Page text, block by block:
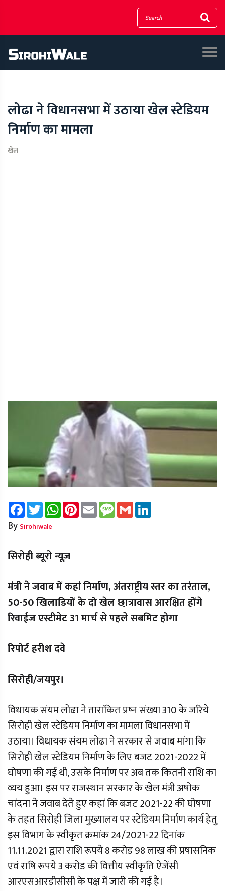
लोढा ने विधानसभा में उठाया खेल स्टेडियम
निर्माण का मामला
खेल
FacebookTwitterWhatsAppPinterest
Email Message
Gmail
By Sirohiwale
सिरोही ब्यूरो न्यूज़
मंत्री ने जवाब में कहां निर्माण, अंतराष्ट्रीय स्तर का तरंताल,
50-50 खिलाडियों के दो खेल छा़त्रावास आरक्षित होंगे
रिवाईज एस्टीमेट 31 मार्च से पहले सबमिट होगा
रिपोर्ट हरीश दवे
सिरोही/जयपुर।
विधायक संयम लोढा ने तारांकित प्रष्न संख्या 310 के जरिये
सिरोही खेल स्टेडियम निर्माण का मामला विधानसभा में
उठाया। विधायक संयम लोढा ने सरकार से जवाब मांगा कि
सिरोही खेल स्टेडियम निर्माण के लिए बजट 2021-2022 में
घोषणा की गई थी, उसके निर्माण पर अब तक कितनी राशि का
व्यय हुआ। इस पर राजस्थान सरकार के खेल मंत्री अषोक
चांदना ने जवाब देते हुए कहां कि बजट 2021-22 की घोषणा
के तहत सिरोही जिला मुख्यालय पर स्टेडियम निर्माण कार्य हेतु
इस विभाग के स्वीकृत क्रमांक 24/2021-22 दिनांक
11.11.2021 द्वारा राशि रूपये 8 करोड 98 लाख की प्रषासनिक
एवं राषि रूपये 3 करोड की वित्तीय स्वीकृति ऐजेंसी
आरएसआरडीसीसी के पक्ष में जारी की गई है।